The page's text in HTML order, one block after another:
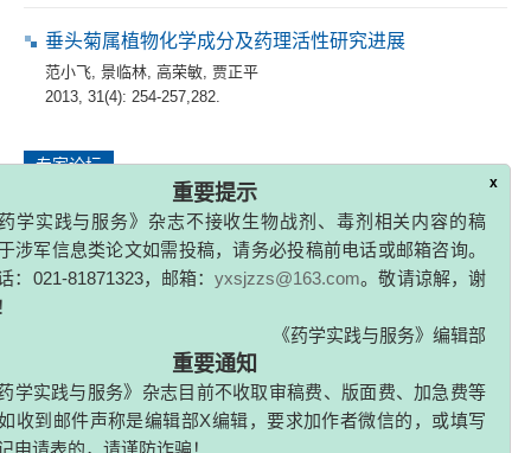
重要提示
学实践与服务》杂志不接收生物战剂、毒剂相关内容的稿
涉军信息类论文如需投稿，请务必投稿前电话或邮箱咨询。
：021-81871323，邮箱：yxsjzzs@163.com 。敬请谅解，谢
《药学实践与服务》编辑部
重要通知
学实践与服务》杂志目前不收取审稿费、版面费、加急费等
收到邮件声称是编辑部X编辑，要求加作者微信的，或填写
垂头菊属植物化学成分及药理活性研究进展
范小飞 景临林 高荣敏 贾正平
2013, 31(4): 254-257,282.
专家论坛
盐酸尼卡地平缓释微丸的制备
原丽慧,卞俊
2013, 31(4): 258-261.
淫羊藿苷和仙茅苷协同抑制破骨细胞的形成、分化和骨
郭元晖,薛黎明,聂燕, 汪滢,赵璐 ,秦路平 张巧艳,俞媛
2013, 31(4): 262-266.